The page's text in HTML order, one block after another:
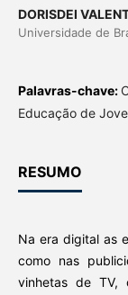
DORISDEI
Universidade de
Palavras-chave:
Educação de
RESUMO
Na era digital as
como nas
vinhetas de TV,